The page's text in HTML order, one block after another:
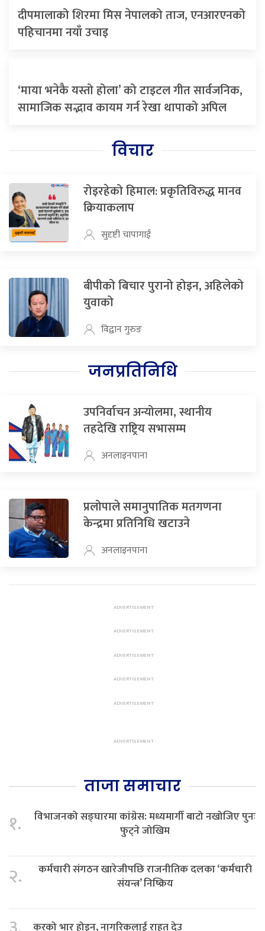
दीपमालाको शिरमा मिस नेपालको ताज, एनआरएनको
पहिचानमा नयाँ उचाइ
‘माया भनेकै यस्तो होला’ को टाइटल गीत सार्वजनिक,
सामाजिक सद्भाव कायम गर्न रेखा थापाको अपिल
विचार
रोइरहेको हिमाल: प्रकृतिविरुद्ध मानव
क्रियाकलाप
सुदृष्टी चापागाई
बीपीको बिचार पुरानो होइन, अहिलेको
युवाको
विद्वान गुरुङ
जनप्रतिनिधि
उपनिर्वाचन अन्योलमा, स्थानीय
तहदेखि राष्ट्रिय सभासम्म
अनलाइनपाना
प्रलोपाले समानुपातिक मतगणना
केन्द्रमा प्रतिनिधि खटाउने
अनलाइनपाना
ताजा समाचार
१.
विभाजनको सङ्घारमा कांग्रेस: मध्यमार्गी बाटो नखोजिए पुनः
फुट्ने जोखिम
२.
कर्मचारी संगठन खारेजीपछि राजनीतिक दलका ‘कर्मचारी
संयन्त्र’ निष्क्रिय
करको भार होइन, नागरिकलाई राहत देउ